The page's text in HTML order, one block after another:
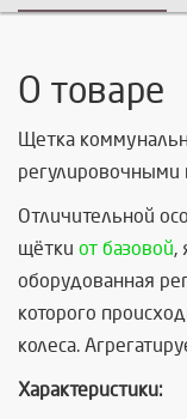
О товаре
Щетка
регулировочными
Отличительной
щётки от базовой,
оборудованная
которого
колеса.
Характеристики: